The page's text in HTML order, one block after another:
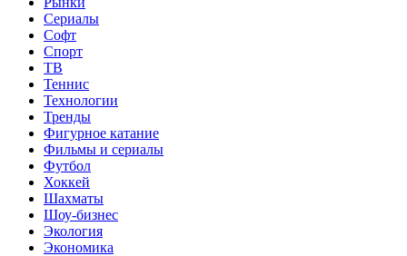
Сериалы
Софт
Спорт
ТВ
Теннис
Технологии
Тренды
Фигурное катание
Фильмы и сериалы
Футбол
Хоккей
Шахматы
Шоу-бизнес
Экология
Экономика